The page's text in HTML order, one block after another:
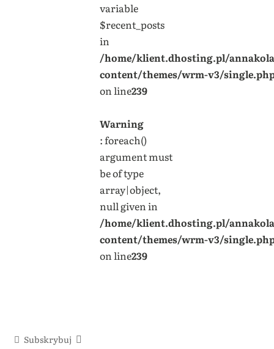
variable
$recent_posts
in
/home/klient.dhosting.pl/
content/themes/wrm-v3/
on line239
Warning
: foreach()
argument must
be of type
array|object,
null given in
/home/klient.dhosting.pl/
content/themes/wrm-v3/
on line239
Subskrybuj